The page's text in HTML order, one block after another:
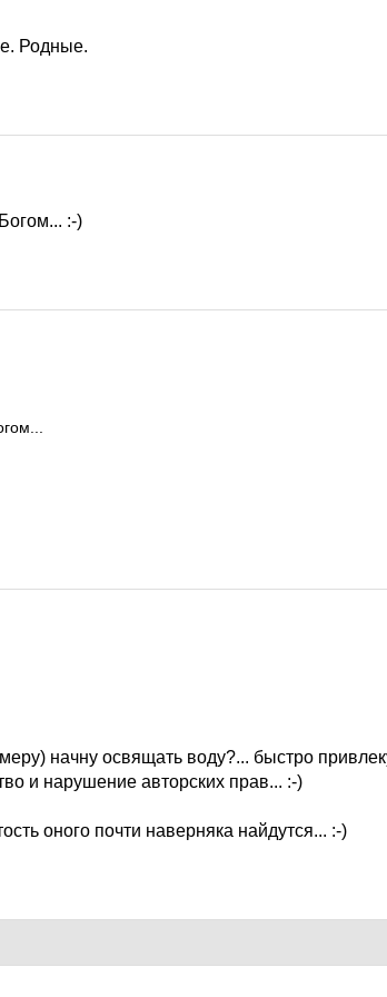
Родные.
:-)
начну освящать воду?... быстро
и нарушение авторских прав... :-)
оного почти наверняка найдутся... :-)